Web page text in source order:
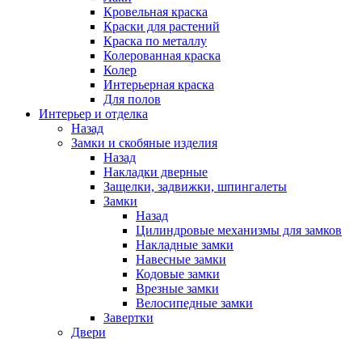
Кровельная краска
Краски для растений
Краска по металлу
Колерованная краска
Колер
Интерьерная краска
Для полов
Интерьер и отделка
Назад
Замки и скобяные изделия
Назад
Накладки дверные
Защелки, задвижки, шпингалеты
Замки
Назад
Цилиндровые механизмы для замков
Накладные замки
Навесные замки
Кодовые замки
Врезные замки
Велосипедные замки
Завертки
Двери